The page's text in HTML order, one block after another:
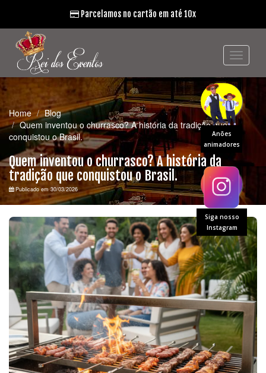
Anões
animadores
Siga nosso
Instagram
Parcelamos no cartão em até 10x
Home
Blog
Quem inventou o churrasco? A história da tradição que
conquistou o Brasil.
Quem inventou o churrasco? A história da
tradição que conquistou o Brasil.
Publicado em 30/03/2026